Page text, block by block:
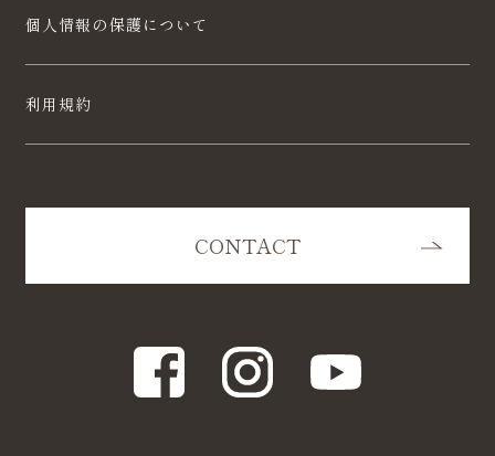
個人情報の保護について
利用規約
CONTACT